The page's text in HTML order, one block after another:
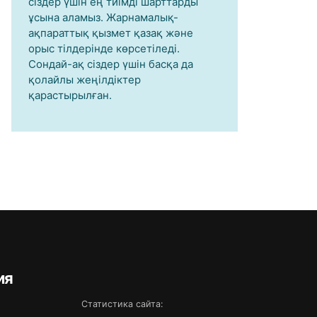
ұсына аламыз. Жарнамалық-
ақпараттық қызмет қазақ және
орыс тілдерінде көрсетіледі.
Сондай-ақ сіздер үшін басқа да
қолайлы жеңілдіктер
қарастырылған.
Статистика сайта: